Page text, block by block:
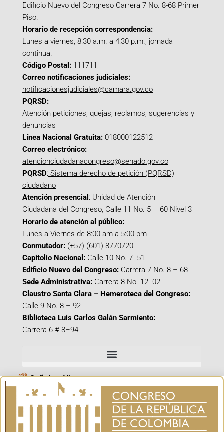
Edificio Nuevo del Congreso Carrera 7 No. 8-68 Primer
Piso.
Horario de recepción correspondencia:
Lunes a viernes, 8:30 a.m. a 4:30 p.m., jornada
continua.
Código Postal: 111711
Correo notificaciones judiciales:
notificacionesjudiciales@camara.gov.co
PQRSD:
Atención peticiones, quejas, reclamos, sugerencias y
denuncias
Línea Nacional Gratuita: 018000122512
Correo electrónico:
atencionciudadanacongreso@senado.gov.co
PQRSD: Sistema derecho de petición (PQRSD)
ciudadano
Atención presencial : Unidad de Atención
Ciudadana del Congreso, Calle 11 No. 5 – 60 Nivel 3
Horario de atención al público:
Lunes a Viernes de 8:00 am a 5:00 pm
Conmutador: (+57) (601) 8770720
Capitolio Nacional: Calle 10 No. 7- 51
Edificio Nuevo del Congreso: Carrera 7 No. 8 – 68
Sede Administrativa: Carrera 8 No. 12- 02
Claustro Santa Clara – Hemeroteca del Congreso:
Calle 9 No. 8 – 92
Biblioteca Luis Carlos Galán Sarmiento:
Carrera 6 # 8–94
Señal en Vivo
Facebook_@CamaraColombia
Instagram_@CamaraColombia
X_@CamaraColombia